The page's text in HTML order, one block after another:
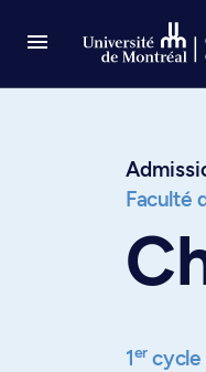
Faculté
1ercycle